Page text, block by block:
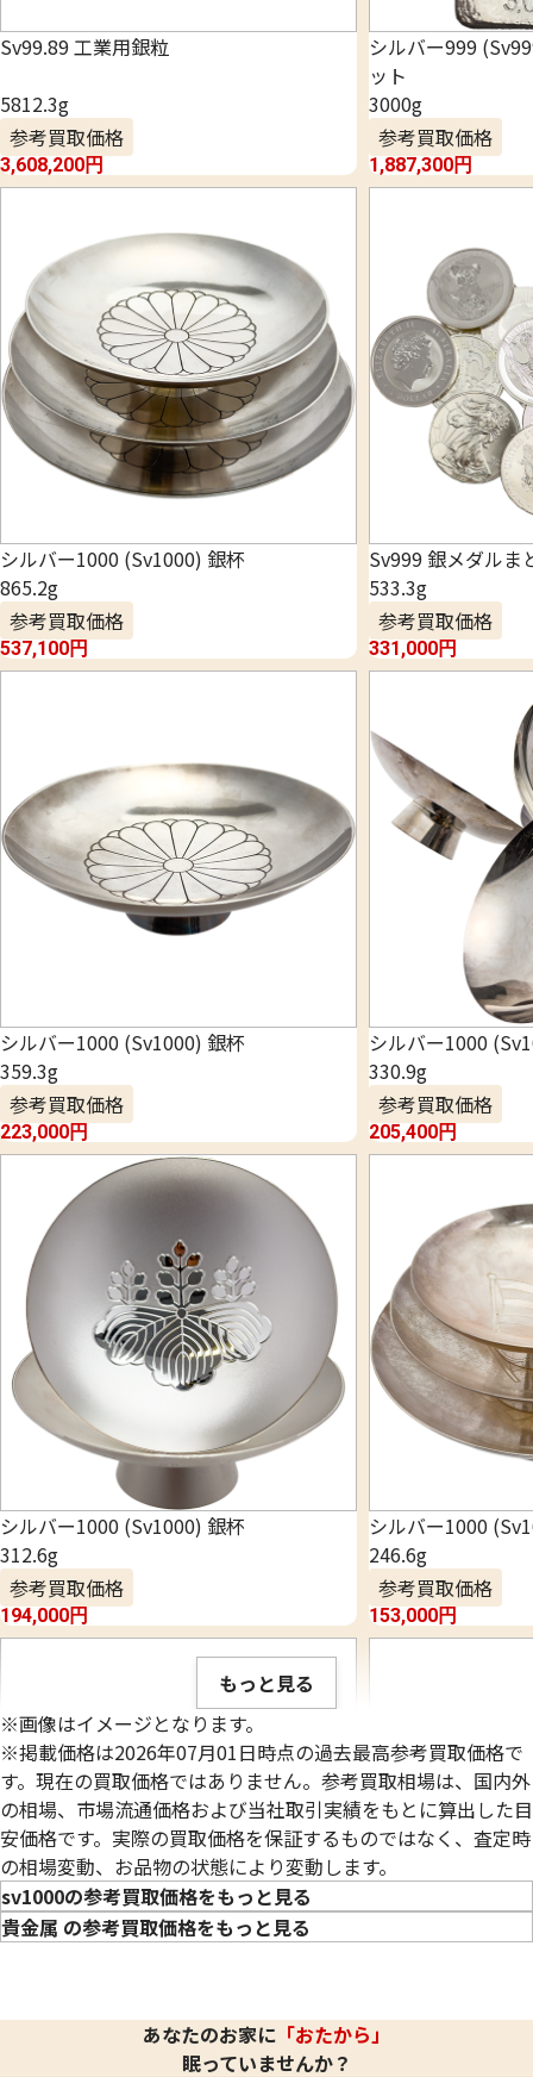
Sv99.89 工業用銀粒
5812.3g
参考買取価格
3,608,200円
シルバー999
ット
3000g
参考買取価格
1,887,300円
シルバー1000 (Sv1000) 銀杯
865.2g
参考買取価格
537,100円
Sv999 銀メダルま
533.3g
参考買取価格
331,000円
シルバー1000 (Sv1000) 銀杯
359.3g
参考買取価格
223,000円
シルバー1000
330.9g
参考買取価格
205,400円
シルバー1000 (Sv1000) 銀杯
312.6g
参考買取価格
194,000円
シルバー1000
246.6g
参考買取価格
153,000円
参考買取価格
123g
参考買取価格
もっと見る
※画像はイメージとなります。
※掲載価格は2026年07月01日時点の過去最高参考買取価格で
す。現在の買取価格ではありません。参考買取相場は、国内外
の相場、市場流通価格および当社取引実績をもとに算出した目
安価格です。実際の買取価格を保証するものではなく、査定時
の相場変動、お品物の状態により変動します。
sv1000の参考買取価格をもっと見る
貴金属 の参考買取価格をもっと見る
あなたのお家に 「おたから」
眠っていませんか？